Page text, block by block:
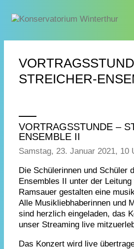
STREICHER-
VORTRAGSSTUNDE –
ENSEMBLE II
Samstag, 23. Januar 2021, 10
Die Schülerinnen und Schüler
Ensembles II unter der
Ramsauer gestalten eine
Alle Musikliebhaberinnen und
sind herzlich eingeladen, das
unser Streaming live
Das Konzert wird live